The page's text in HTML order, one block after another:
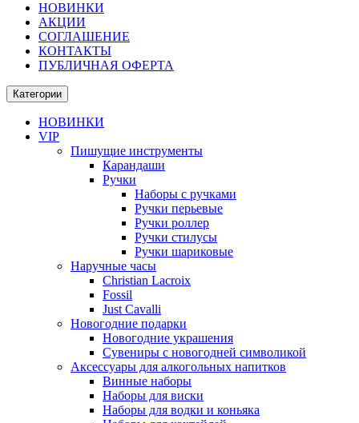
НОВИНКИ
АКЦИИ
СОГЛАШЕНИЕ
КОНТАКТЫ
ПУБЛИЧНАЯ ОФЕРТА
Категории
НОВИНКИ
VIP
Пишущие инструменты
Карандаши
Ручки
Наборы с ручками
Ручки перьевые
Ручки роллер
Ручки стилусы
Ручки шариковые
Наручные часы
Christian Lacroix
Fossil
Just Cavalli
Новогодние подарки
Новогодние украшения
Сувениры с новогодней символикой
Аксессуары для алкогольных напитков
Винные наборы
Наборы для виски
Наборы для водки и коньяка